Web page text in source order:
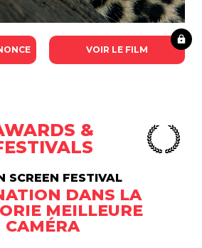
VOIR LE FILM
&
SCREEN FESTIVAL
DANS LA
MEILLEURE
CAMÉRA